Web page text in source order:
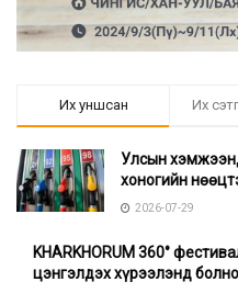
Их уншсан Их
Улсын
хоногийн
2026-07-29
KHARKHORUM 360°
цэнгэлдэх хүрээлэнд болно